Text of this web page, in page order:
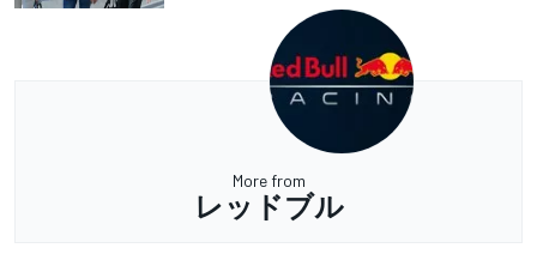
More from
レッドブル